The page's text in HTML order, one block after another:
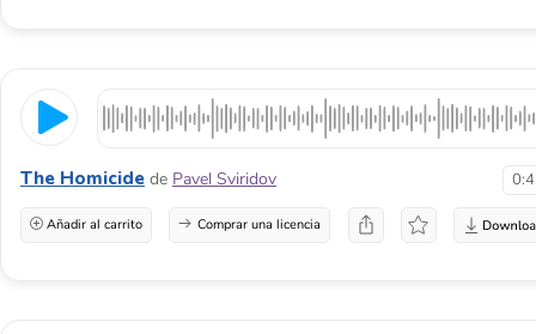
The Homicide de Pavel Sviridov
Añadir al carrito Comprar una licencia